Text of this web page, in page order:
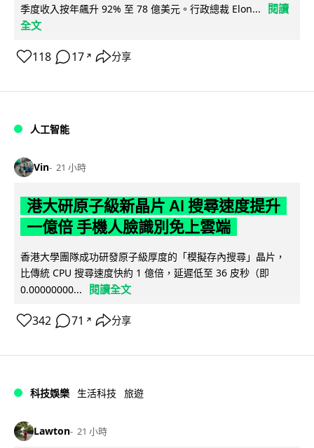
季度收入按年飆升 92% 至 78 億美元。行政總裁 Elon...
閱讀
全文
118 17 ↗ 分享
人工智能
Vin 21 小時
港大研原子級新晶片 AI 搜尋速度提升
一億倍 手機人臉識別免上雲端
香港大學團隊成功研發原子級厚度的「模擬存內搜尋」晶片，
比傳統 CPU 搜尋速度快約 1 億倍，延遲低至 36 皮秒（即
0.00000000...
閱讀全文
342 71 ↗ 分享
科技娛樂 生活科技 旅遊
Lawton 21 小時